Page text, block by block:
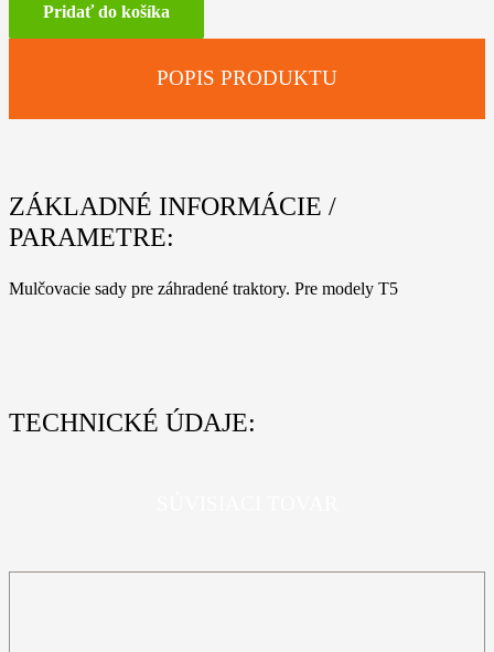
Pridať do košíka
POPIS PRODUKTU
ZÁKLADNÉ INFORMÁCIE /
PARAMETRE:
Mulčovacie sady pre záhradené traktory. Pre modely T5
TECHNICKÉ ÚDAJE: